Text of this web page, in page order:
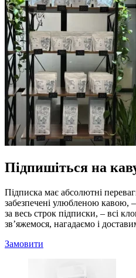
Підпишіться на
Підписка має абсолютні
забезпечені улюбленою кавою,
за весь строк підписки, – всі
зв’яжемося, нагадаємо і
Замовити